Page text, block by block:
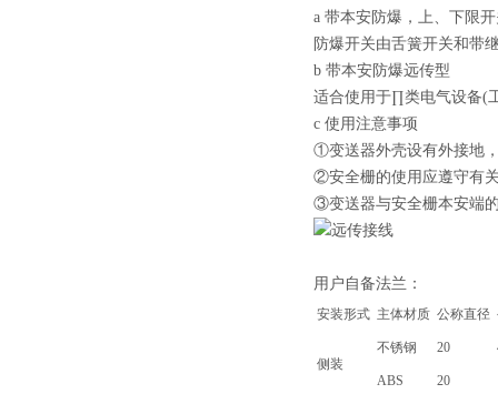
a 带本安防爆，上、下限
防爆开关由舌簧开关和带
b 带本安防爆远传型
适合使用于∏类电气设备(
c 使用注意事项
①变送器外壳设有外接地
②安全栅的使用应遵守有
③变送器与安全栅本安端
用户自备法兰：
安装形式 主体材质 公称直径
侧装
不锈钢 20
ABS 20